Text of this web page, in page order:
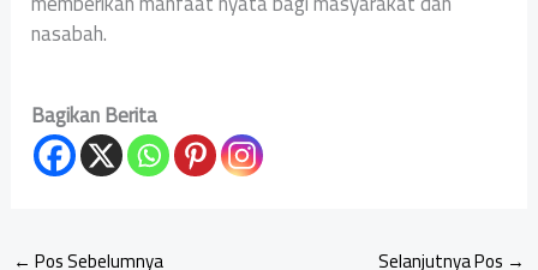
nasabah.
Bagikan Berita
← Pos Sebelumnya Selanjutnya Pos →